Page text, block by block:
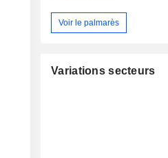
Voir le palmarès
Variations secteurs